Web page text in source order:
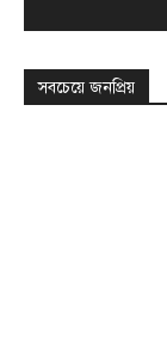
সবচেয়ে জনপ্রিয়